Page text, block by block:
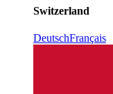
Switzerland
DeutschFrançais